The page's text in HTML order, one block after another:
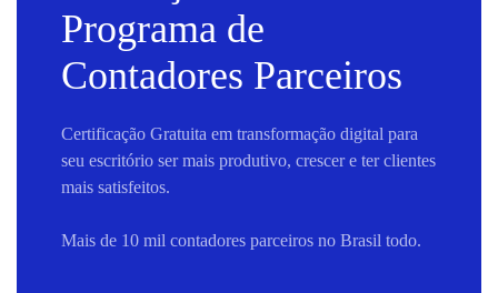
Programa de
Contadores Parceiros
Certificação Gratuita em transformação digital para
seu escritório ser mais produtivo, crescer e ter clientes
mais satisfeitos.
Mais de 10 mil contadores parceiros no Brasil todo.